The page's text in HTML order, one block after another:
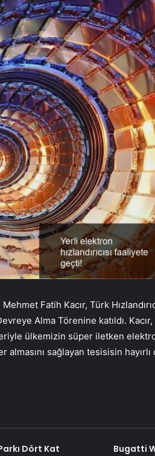
Fatih Kacır, Türk
Alma Törenine katıldı.
ülkemizin süper iletken
almasını sağlayan tesisisin
Dört Kat
Bugatti